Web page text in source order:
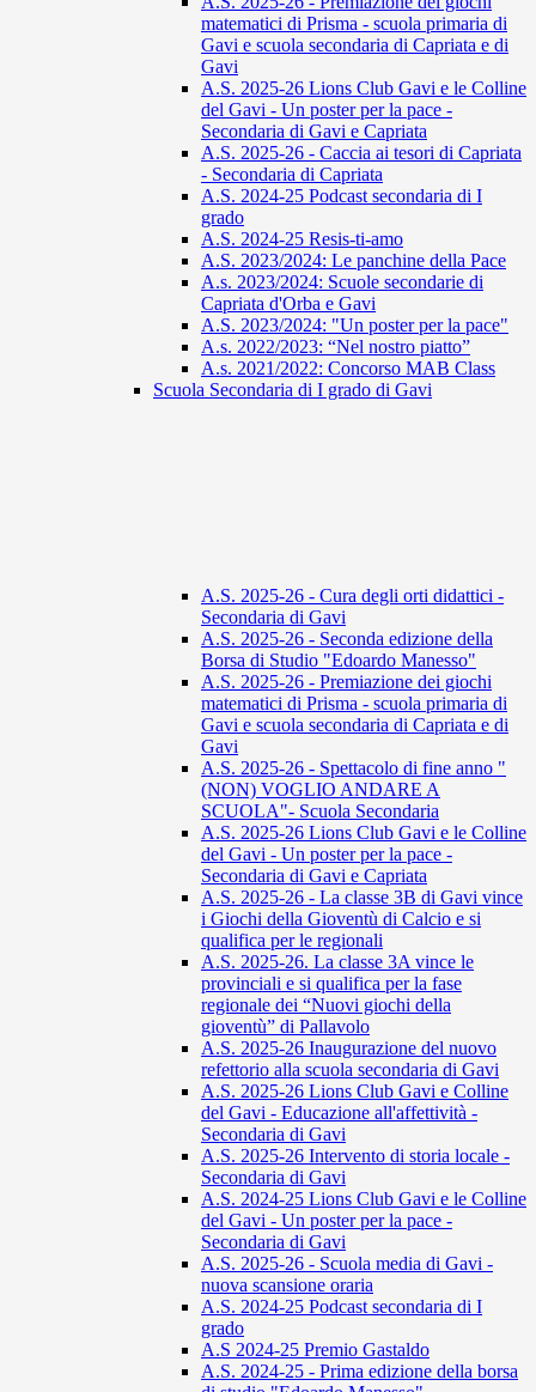
matematici di Prisma - scuola primaria di
Gavi e scuola secondaria di Capriata e di
Gavi
A.S. 2025-26 Lions Club Gavi e le Colline
del Gavi - Un poster per la pace -
Secondaria di Gavi e Capriata
A.S. 2025-26 - Caccia ai tesori di Capriata
- Secondaria di Capriata
A.S. 2024-25 Podcast secondaria di I
grado
A.S. 2024-25 Resis-ti-amo
A.S. 2023/2024: Le panchine della Pace
A.s. 2023/2024: Scuole secondarie di
Capriata d'Orba e Gavi
A.S. 2023/2024: "Un poster per la pace"
A.s. 2022/2023: “Nel nostro piatto”
A.s. 2021/2022: Concorso MAB Class
Scuola Secondaria di I grado di Gavi
A.S. 2025-26 - Cura degli orti didattici -
Secondaria di Gavi
A.S. 2025-26 - Seconda edizione della
Borsa di Studio "Edoardo Manesso"
A.S. 2025-26 - Premiazione dei giochi
matematici di Prisma - scuola primaria di
Gavi e scuola secondaria di Capriata e di
Gavi
A.S. 2025-26 - Spettacolo di fine anno "
(NON) VOGLIO ANDARE A
SCUOLA"- Scuola Secondaria
A.S. 2025-26 Lions Club Gavi e le Colline
del Gavi - Un poster per la pace -
Secondaria di Gavi e Capriata
A.S. 2025-26 - La classe 3B di Gavi vince
i Giochi della Gioventù di Calcio e si
qualifica per le regionali
A.S. 2025-26. La classe 3A vince le
provinciali e si qualifica per la fase
regionale dei “Nuovi giochi della
gioventù” di Pallavolo
A.S. 2025-26 Inaugurazione del nuovo
refettorio alla scuola secondaria di Gavi
A.S. 2025-26 Lions Club Gavi e Colline
del Gavi - Educazione all'affettività -
Secondaria di Gavi
A.S. 2025-26 Intervento di storia locale -
Secondaria di Gavi
A.S. 2024-25 Lions Club Gavi e le Colline
del Gavi - Un poster per la pace -
Secondaria di Gavi
A.S. 2025-26 - Scuola media di Gavi -
nuova scansione oraria
A.S. 2024-25 Podcast secondaria di I
grado
A.S 2024-25 Premio Gastaldo
A.S. 2024-25 - Prima edizione della borsa